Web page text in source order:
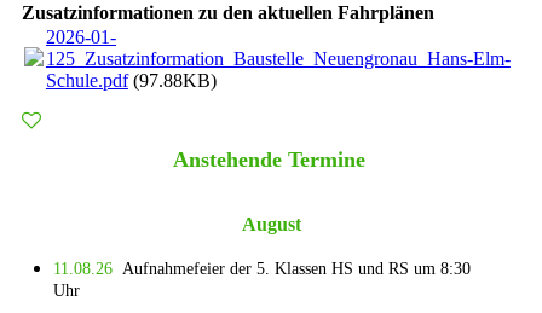
Zusatzinformationen zu den aktuellen Fahrplänen
2026-01-
125_Zusatzinformation_Baustelle_Neuengronau_Hans-Elm-
Schule.pdf(97.88KB)
Anstehende Termine
August
11.08.26 Aufnahmefeier der 5. Klassen HS und RS um 8:30
Uhr